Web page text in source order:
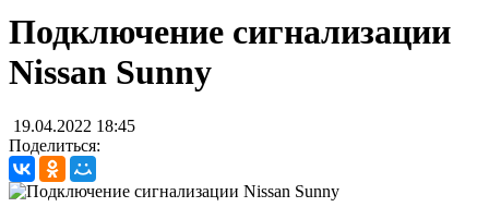
Подключение сигнализации
Nissan Sunny
19.04.2022 18:45
Поделиться: